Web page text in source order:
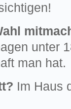
unter
man hat.
Im Haus